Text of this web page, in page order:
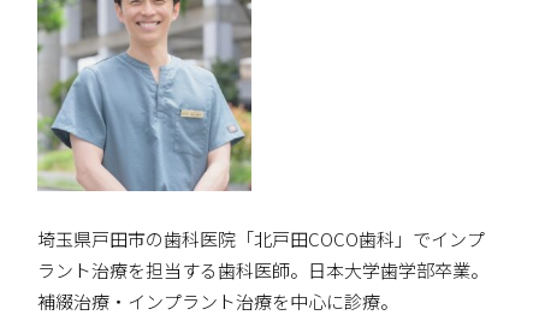
埼玉県戸田市の歯科医院「北戸田COCO歯科」でインプ
ラント治療を担当する歯科医師。日本大学歯学部卒業。
補綴治療・インプラント治療を中心に診療。